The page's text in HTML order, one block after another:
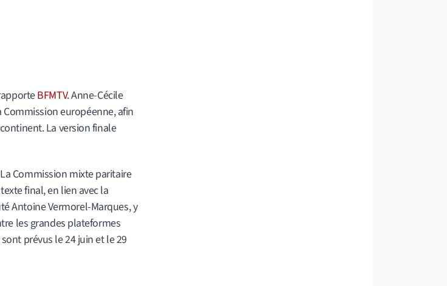
BFMTV. Anne-Cécile
européenne, afin
La version finale
Commission mixte paritaire
final, en lien avec la
Antoine Vermorel-Marques, y
les grandes plateformes
prévus le 24 juin et le 29